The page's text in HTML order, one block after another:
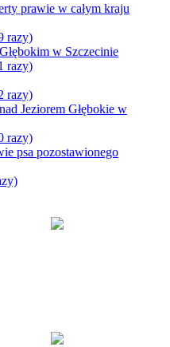
prawie w całym kraju
razy)
w Szczecinie
razy)
razy)
Jeziorem Głębokie w
razy)
psa pozostawionego